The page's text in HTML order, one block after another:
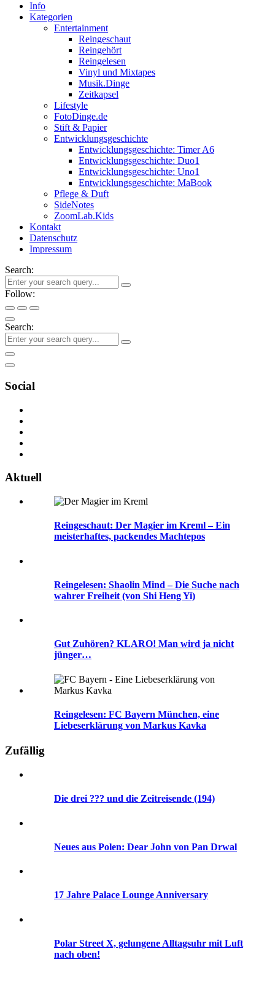
Info
Kategorien
Entertainment
Reingeschaut
Reingehört
Reingelesen
Vinyl und Mixtapes
Musik.Dinge
Zeitkapsel
Lifestyle
FotoDinge.de
Stift & Papier
Entwicklungsgeschichte
Entwicklungsgeschichte: Timer A6
Entwicklungsgeschichte: Duo1
Entwicklungsgeschichte: Uno1
Entwicklungsgeschichte: MaBook
Pflege & Duft
SideNotes
ZoomLab.Kids
Kontakt
Datenschutz
Impressum
Search:
Follow:
Search:
Social
Aktuell
Reingeschaut: Der Magier im Kreml – Ein
meisterhaftes, packendes Machtepos
Reingelesen: Shaolin Mind – Die Suche nach
wahrer Freiheit (von Shi Heng Yi)
Gut Zuhören? KLARO! Man wird ja nicht
jünger…
Reingelesen: FC Bayern München, eine
Liebeserklärung von Markus Kavka
Zufällig
Die drei ??? und die Zeitreisende (194)
Neues aus Polen: Dear John von Pan Drwal
17 Jahre Palace Lounge Anniversary
Polar Street X, gelungene Alltagsuhr mit Luft
nach oben!